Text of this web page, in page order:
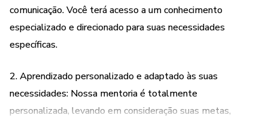
comunicação. Você terá acesso a um conhecimento
especializado e direcionado para suas necessidades
específicas.
2. Aprendizado personalizado e adaptado às suas
necessidades: Nossa mentoria é totalmente
personalizada, levando em consideração suas metas,